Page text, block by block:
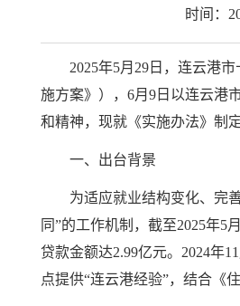
时间：
2025年5月29日，连云港
施方案》），6月9日以连云港
和精神，现就《实施办法》制
一、出台背景
为适应就业结构变化、完
同”的工作机制，截至2025年5
贷款金额达2.99亿元。2024年
点提供“连云港经验”，结合《